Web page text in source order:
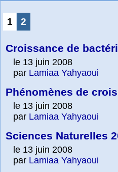
1 2
Croissance de
le 13 juin 2008
par Lamiaa Yahyaoui
Phénomènes de
le 13 juin 2008
par Lamiaa Yahyaoui
Sciences Naturelles
le 13 juin 2008
par Lamiaa Yahyaoui